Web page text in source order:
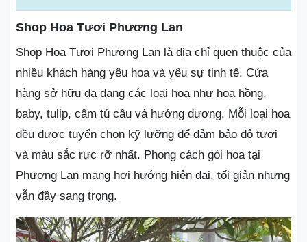
Shop Hoa Tươi Phương Lan
Shop Hoa Tươi Phương Lan là địa chỉ quen thuộc của
nhiều khách hàng yêu hoa và yêu sự tinh tế. Cửa
hàng sở hữu đa dạng các loại hoa như hoa hồng,
baby, tulip, cẩm tú cầu và hướng dương. Mỗi loại hoa
đều được tuyển chọn kỹ lưỡng để đảm bảo độ tươi
và màu sắc rực rỡ nhất. Phong cách gói hoa tại
Phương Lan mang hơi hướng hiện đại, tối giản nhưng
vẫn đầy sang trọng.